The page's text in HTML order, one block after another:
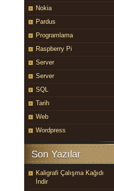
Nokia
Pardus
Programlama
Raspberry Pi
Server
Server
SQL
Tarih
Web
Wordpress
Son Yazılar
Kaligrafi Çalışma Kağıdı
İndir